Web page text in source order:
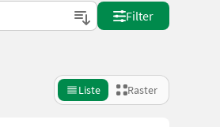
Filter
Liste Raster